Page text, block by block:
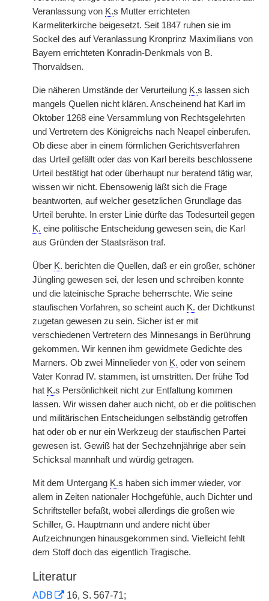
Veranlassung von K.s Mutter errichteten
Karmeliterkirche beigesetzt. Seit 1847 ruhen sie im
Sockel des auf Veranlassung Kronprinz Maximilians von
Bayern errichteten Konradin-Denkmals von B.
Thorvaldsen.
Die näheren Umstände der Verurteilung K.s lassen sich
mangels Quellen nicht klären. Anscheinend hat Karl im
Oktober 1268 eine Versammlung von Rechtsgelehrten
und Vertretern des Königreichs nach Neapel einberufen.
Ob diese aber in einem förmlichen Gerichtsverfahren
das Urteil gefällt oder das von Karl bereits beschlossene
Urteil bestätigt hat oder überhaupt nur beratend tätig war,
wissen wir nicht. Ebensowenig läßt sich die Frage
beantworten, auf welcher gesetzlichen Grundlage das
Urteil beruhte. In erster Linie dürfte das Todesurteil gegen
K. eine politische Entscheidung gewesen sein, die Karl
aus Gründen der Staatsräson traf.
Über K. berichten die Quellen, daß er ein großer, schöner
Jüngling gewesen sei, der lesen und schreiben konnte
und die lateinische Sprache beherrschte. Wie seine
staufischen Vorfahren, so scheint auch K. der Dichtkunst
zugetan gewesen zu sein. Sicher ist er mit
verschiedenen Vertretern des Minnesangs in Berührung
gekommen. Wir kennen ihm gewidmete Gedichte des
Marners. Ob zwei Minnelieder von K. oder von seinem
Vater Konrad IV. stammen, ist umstritten. Der frühe Tod
hat K.s Persönlichkeit nicht zur Entfaltung kommen
lassen. Wir wissen daher auch nicht, ob er die politischen
und militärischen Entscheidungen selbständig getroffen
hat oder ob er nur ein Werkzeug der staufischen Partei
gewesen ist. Gewiß hat der Sechzehnjährige aber sein
Schicksal mannhaft und würdig getragen.
Mit dem Untergang K.s haben sich immer wieder, vor
allem in Zeiten nationaler Hochgefühle, auch Dichter und
Schriftsteller befaßt, wobei allerdings die großen wie
Schiller, G. Hauptmann und andere nicht über
Aufzeichnungen hinausgekommen sind. Vielleicht fehlt
dem Stoff doch das eigentlich Tragische.
Literatur
ADB
16, S. 567-71;